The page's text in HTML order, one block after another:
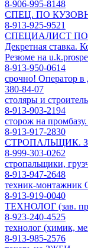
8-906-995-8148
СПЕЦ. ПО
8-913-925-9521
СПЕЦИАЛИСТ ПО
Декретная ставка.
Резюме на
8-913-950-0614
срочно! Оператор в
380-84-07
столяры и
8-913-903-2194
сторож на
8-913-917-2830
СТРОПАЛЬЩИК. З/
8-999-303-0262
стропальщики,
8-913-947-2648
техник-
8-913-919-0040
ТЕХНОЛОГ (зав.
8-923-240-4525
технолог (химик,
8-913-985-2576